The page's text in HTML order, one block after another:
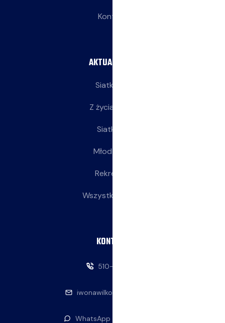
Kontakt
AKTUALNOŚCI
Siatkarze
Z życia klubu
Siatkarki
Młodziczki
Rekreacja
Wszystkie wpisy
KONTAKT
510-146-069
iwonawilkowska@interia.pl
WhatsApp — napisz do nas